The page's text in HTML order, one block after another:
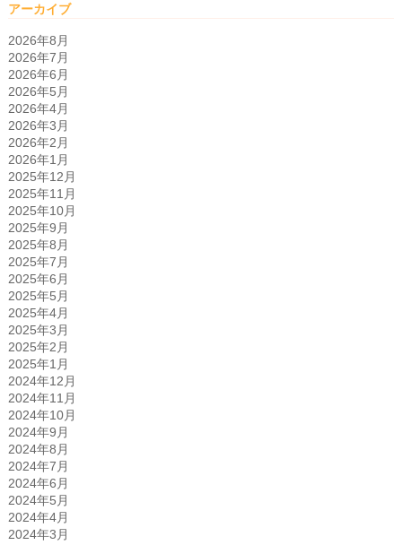
アーカイブ
2026年8月
2026年7月
2026年6月
2026年5月
2026年4月
2026年3月
2026年2月
2026年1月
2025年12月
2025年11月
2025年10月
2025年9月
2025年8月
2025年7月
2025年6月
2025年5月
2025年4月
2025年3月
2025年2月
2025年1月
2024年12月
2024年11月
2024年10月
2024年9月
2024年8月
2024年7月
2024年6月
2024年5月
2024年4月
2024年3月